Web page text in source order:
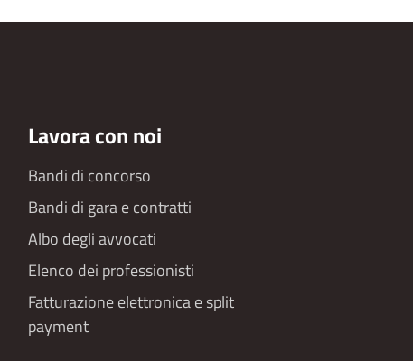
Lavora con noi
Bandi di concorso
Bandi di gara e contratti
Albo degli avvocati
Elenco dei professionisti
Fatturazione elettronica e split
payment